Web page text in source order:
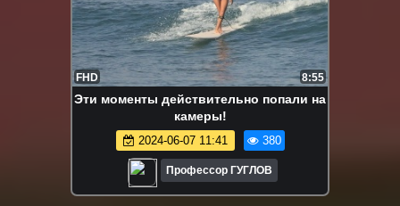
FHD 8:55
Эти моменты действительно попали на
камеры!
2024-06-07 11:41 380
Профессор ГУГЛОВ